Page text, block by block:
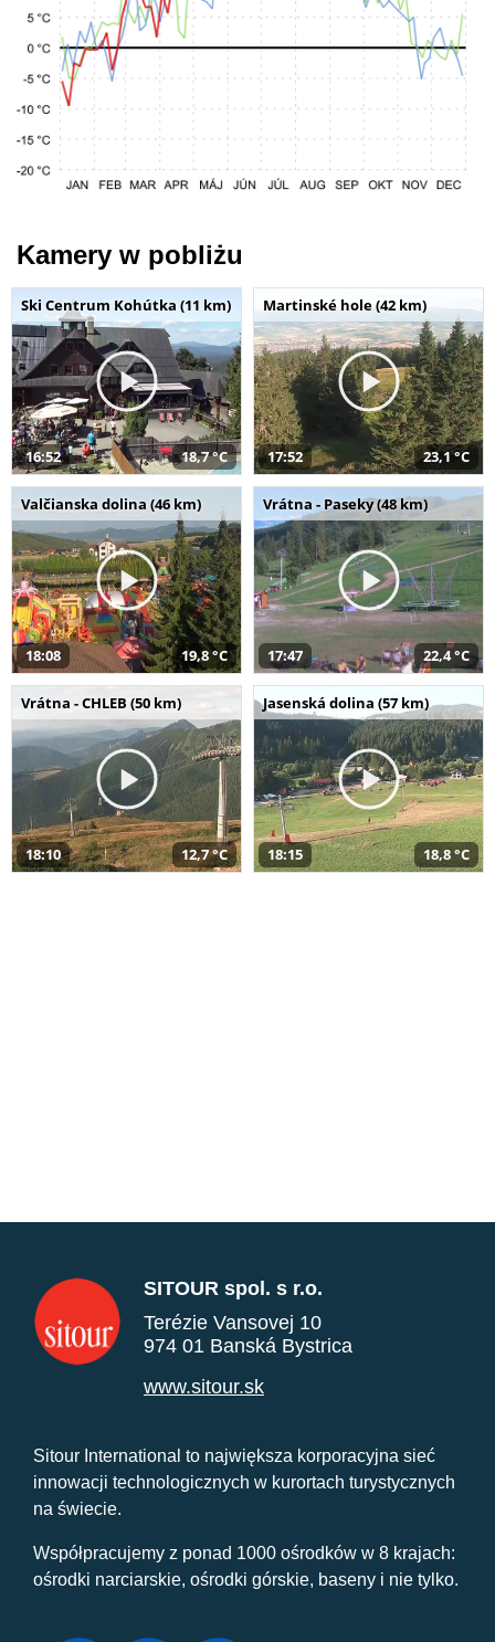
Kamery w pobliżu
Ski Centrum Kohútka (11 km)
16:52 18,7 °C
Martinské hole (42 km)
17:52 23,1 °C
Valčianska dolina (46 km)
18:08 19,8 °C
Vrátna - Paseky (48 km)
17:47 22,4 °C
Vrátna - CHLEB (50 km)
18:10 12,7 °C
Jasenská dolina (57 km)
18:15 18,8 °C
SITOUR spol. s r.o.
Terézie Vansovej 10
974 01 Banská Bystrica
www.sitour.sk
Sitour International to największa korporacyjna sieć
innowacji technologicznych w kurortach turystycznych
na świecie.
Współpracujemy z ponad 1000 ośrodków w 8 krajach:
ośrodki narciarskie, ośrodki górskie, baseny i nie tylko.